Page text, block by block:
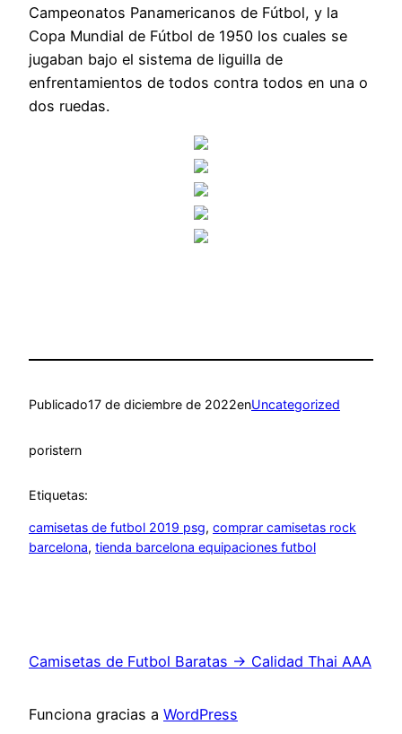
Campeonatos Panamericanos de Fútbol, y la
Copa Mundial de Fútbol de 1950 los cuales se
jugaban bajo el sistema de liguilla de
enfrentamientos de todos contra todos en una o
dos ruedas.
Publicado17 de diciembre de 2022enUncategorized
poristern
Etiquetas:
camisetas de futbol 2019 psg, comprar camisetas rock
barcelona, tienda barcelona equipaciones futbol
Camisetas de Futbol Baratas → Calidad Thai AAA
Funciona gracias a WordPress